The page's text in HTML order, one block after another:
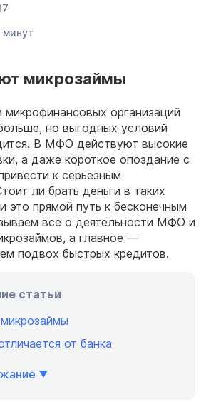
минут
микрозаймы
организаций
но выгодных условий
В МФО действуют высокие
а даже короткое опоздание с
к серьезным
ли брать деньги в таких
это прямой путь к бесконечным
все о деятельности МФО и
а главное —
подвох быстрых кредитов.
статьи
от банка